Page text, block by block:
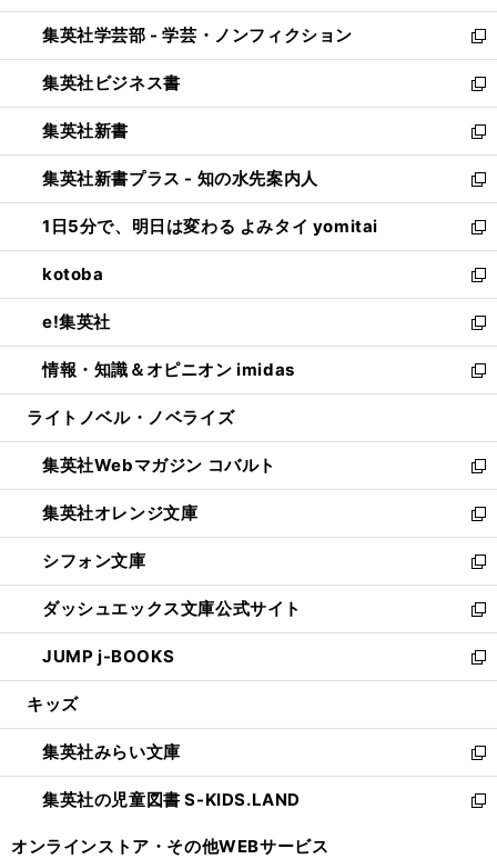
開
く
ウ
で
開
く
ン
ド
ウ
で
開
く
ウ
ィ
ン
ド
ウ
で
開
く
集英社学芸部 - 学芸・ノンフィクション
新
し
い
ウ
ィ
ン
ド
ウ
で
開
く
集英社ビジネス書
新
し
い
ウ
ィ
ン
ド
ウ
で
開
く
集英社新書
新
し
い
ウ
ィ
ン
ド
ウ
で
開
く
集英社新書プラス - 知の水先案内人
新
し
い
ウ
ィ
ン
ド
ウ
で
開
1日5分で、明日は変わる よみタイ yomitai
新
し
い
ウ
ィ
ン
ド
ウ
開
く
kotoba
新
し
い
ウ
ィ
ン
ウ
で
開
く
e!集英社
新
し
い
ウ
ン
ド
ウ
で
開
く
情報・知識＆オピニオン imidas
新
し
ウ
ィ
ン
ド
ウ
で
開
く
ライトノベル・ノベライズ
集英社Webマガジン コバルト
新
し
い
ウ
ィ
ン
ド
ウ
で
開
集英社オレンジ文庫
新
し
い
ウ
ィ
ン
ド
ウ
開
く
シフォン文庫
新
し
い
ウ
ィ
ン
ウ
で
開
く
ダッシュエックス文庫公式サイト
新
し
い
ウ
ン
ド
ウ
で
JUMP j-BOOKS
新
し
ウ
ィ
ン
ド
キッズ
集英社みらい文庫
新
し
い
集英社の児童図書 S-KIDS.LAND
新
オンラインストア・ その他WEBサービス